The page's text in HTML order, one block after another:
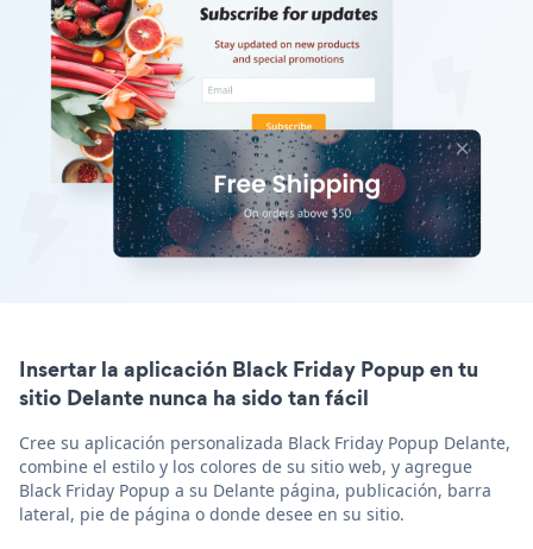
Insertar la aplicación Black Friday Popup en tu
sitio Delante nunca ha sido tan fácil
Cree su aplicación personalizada Black Friday Popup Delante,
combine el estilo y los colores de su sitio web, y agregue
Black Friday Popup a su Delante página, publicación, barra
lateral, pie de página o donde desee en su sitio.